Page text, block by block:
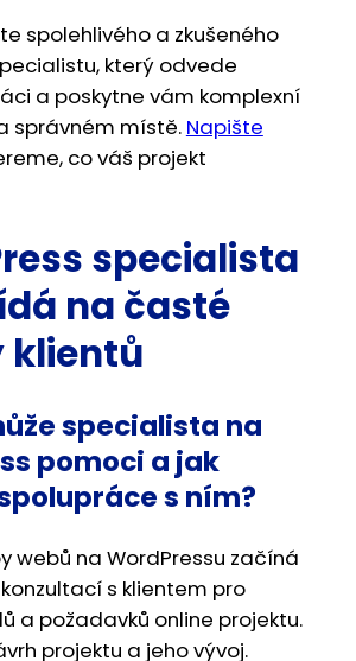
spolehlivého a zkušeného
který odvede
a poskytne vám komplexní
správném místě. Napište
co váš projekt
specialista
na časté
klientů
specialista na
pomoci a jak
s ním?
webů na WordPressu začíná
s klientem pro
a požadavků online projektu.
projektu a jeho vývoj.